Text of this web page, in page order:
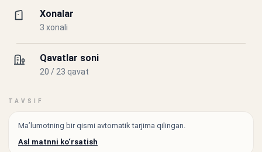
Xonalar
3 xonali
Qavatlar soni
20 / 23 qavat
TAVSIF
Ma’lumotning bir qismi avtomatik tarjima qilingan.
Asl matnni ko‘rsatish